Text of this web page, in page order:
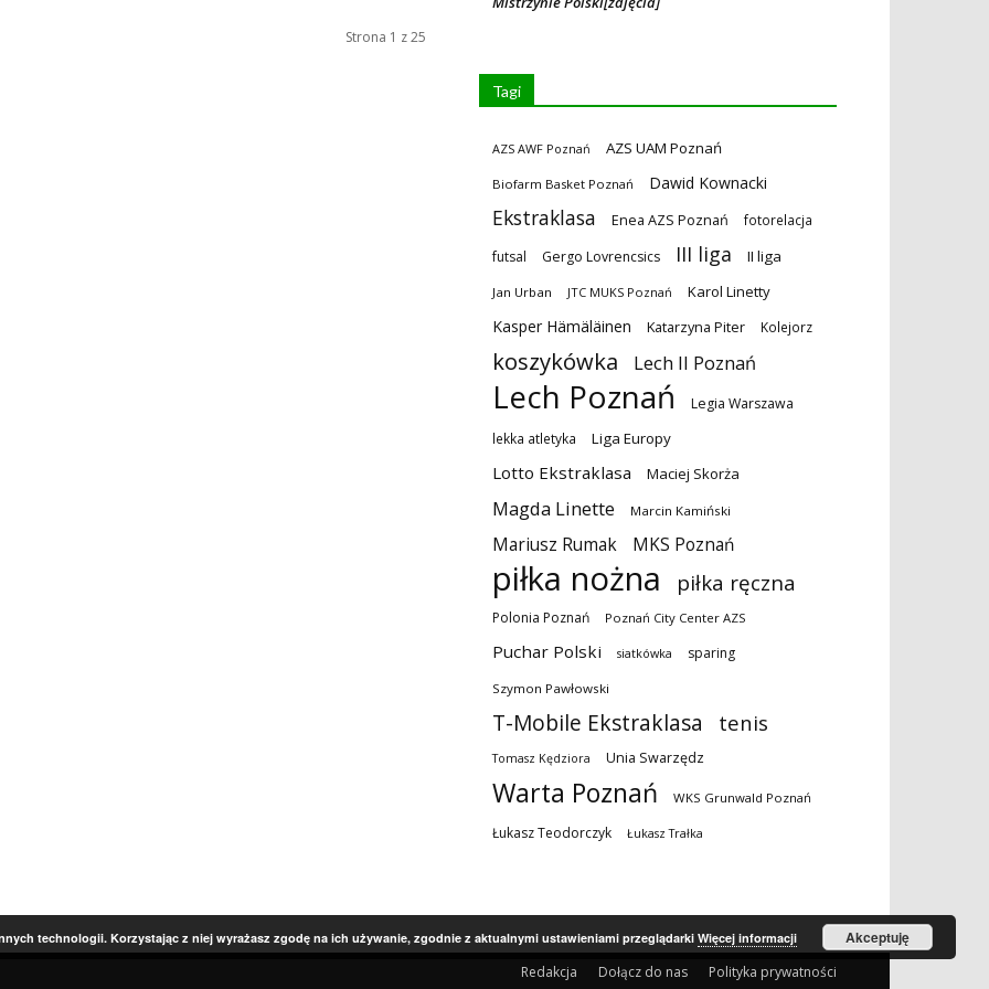
Strona 1 z 25
Tagi
AZS AWF Poznań AZS UAM Poznań
Biofarm Basket Poznań Dawid Kownacki
Ekstraklasa Enea AZS Poznań fotorelacja
futsal Gergo Lovrencsics III liga II liga
Jan Urban JTC MUKS Poznań Karol Linetty
Kasper Hämäläinen Katarzyna Piter Kolejorz
koszykówka Lech II Poznań
Lech Poznań Legia Warszawa
lekka atletyka Liga Europy
Lotto Ekstraklasa Maciej Skorża
Magda Linette Marcin Kamiński
Mariusz Rumak MKS Poznań
piłka nożna piłka ręczna
Polonia Poznań Poznań City Center AZS
Puchar Polski siatkówka sparing
Szymon Pawłowski
T-Mobile Ekstraklasa tenis
Tomasz Kędziora Unia Swarzędz
Warta Poznań WKS Grunwald Poznań
Łukasz Teodorczyk Łukasz Trałka
Redakcja Dołącz do nas Polityka prywatności
technologii. Korzystając z niej wyrażasz zgodę na ich używanie, zgodnie z aktualnymi ustawieniami przeglądarki Więcej informacji Akceptuję